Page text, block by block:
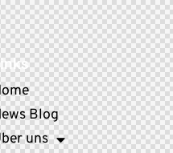
Blog
uns